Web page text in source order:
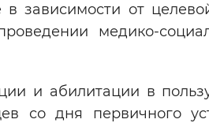
зависимости от
медико-
и абилитации в
со дня первичного